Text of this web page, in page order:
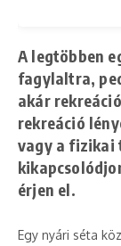
A legtöbben
fagylaltra,
akár
rekreáció
vagy a fizikai
érjen el.
Egy nyári séta